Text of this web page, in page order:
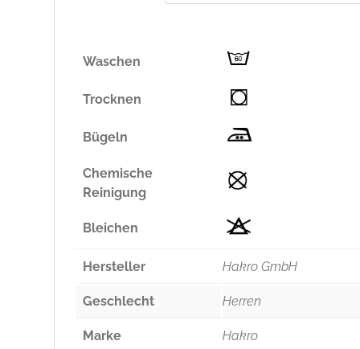
Waschen
Trocknen
Bügeln
Chemische
Reinigung
Bleichen
Hersteller Hakro GmbH
Geschlecht Herren
Marke Hakro